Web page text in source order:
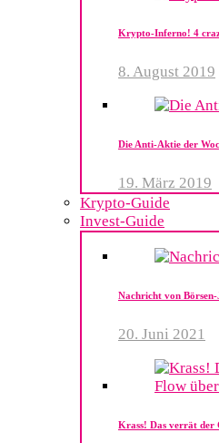
Krypto-Inferno! 4
8. August 2019
Die Anti-Aktie der
19. März 2019
Krypto-Guide
Invest-Guide
Nachricht von Börsen-
20. Juni 2021
Krass! Das verrät der